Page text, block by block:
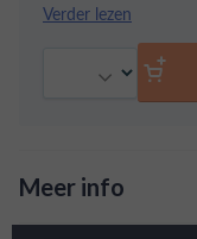
Barbados. In deze
en pittigheid bij
Verder lezen
Meer info